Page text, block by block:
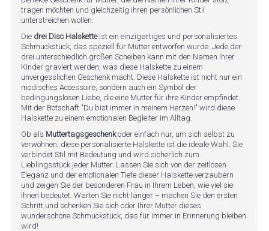
tragen möchten und gleichzeitig ihren persönlichen Stil
unterstreichen wollen.
Die drei Disc Halsketteist ein einzigartiges und personalisiertes
Schmuckstück, das speziell für Mütter entworfen wurde. Jede der
drei unterschiedlich großen Scheiben kann mit den Namen Ihrer
Kinder graviert werden, was diese Halskette zu einem
unvergesslichen Geschenk macht. Diese Halskette ist nicht nur ein
modisches Accessoire, sondern auch ein Symbol der
bedingungslosen Liebe, die eine Mutter für ihre Kinder empfindet.
Mit der Botschaft "Du bist immer in meinem Herzen!" wird diese
Halskette zu einem emotionalen Begleiter im Alltag.
Ob als Muttertagsgeschenkoder einfach nur, um sich selbst zu
verwöhnen, diese personalisierte Halskette ist die ideale Wahl. Sie
verbindet Stil mit Bedeutung und wird sicherlich zum
Lieblingsstück jeder Mutter. Lassen Sie sich von der zeitlosen
Eleganz und der emotionalen Tiefe dieser Halskette verzaubern
und zeigen Sie der besonderen Frau in Ihrem Leben, wie viel sie
Ihnen bedeutet. Warten Sie nicht länger – machen Sie den ersten
Schritt und schenken Sie sich oder Ihrer Mutter dieses
wunderschöne Schmuckstück, das für immer in Erinnerung bleiben
wird!